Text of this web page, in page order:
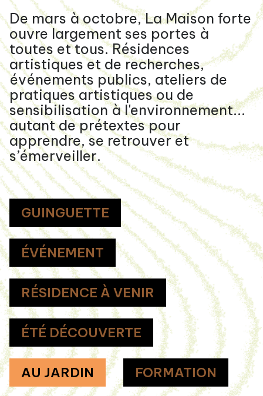
De mars à octobre, La Maison forte
ouvre largement ses portes à
toutes et tous. Résidences
artistiques et de recherches,
événements publics, ateliers de
pratiques artistiques ou de
sensibilisation à l'environnement...
autant de prétextes pour
apprendre, se retrouver et
s’émerveiller.
GUINGUETTE
ÉVÉNEMENT
RÉSIDENCE À VENIR
ÉTÉ DÉCOUVERTE
AU JARDIN FORMATION